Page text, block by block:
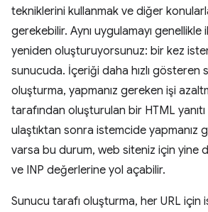
tekniklerini kullanmak ve diğer
gerekebilir. Aynı uygulamayı genellikle
yeniden oluşturuyorsunuz: bir kez
sunucuda. İçeriği daha hızlı gösteren
oluşturma, yapmanız gereken işi
tarafından oluşturulan bir HTML
ulaştıktan sonra istemcide yapmanız
varsa bu durum, web siteniz için yine
ve INP değerlerine yol açabilir.
Sunucu tarafı oluşturma, her URL için